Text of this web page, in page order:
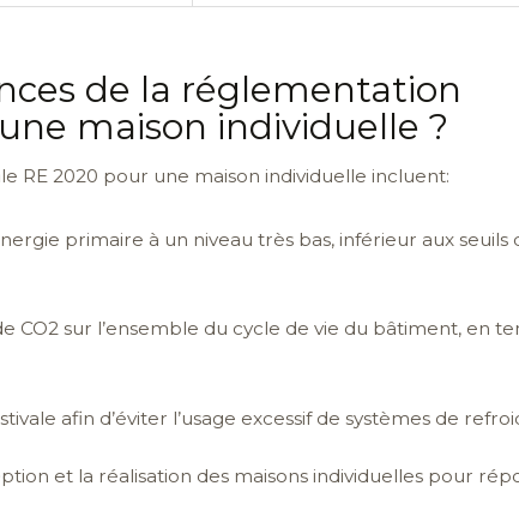
de la réglementation
maison individuelle ?
RE 2020 pour une maison individuelle incluent:
primaire à un niveau très bas, inférieur aux seuils
CO2 sur l’ensemble du cycle de vie du bâtiment, en
afin d’éviter l’usage excessif de systèmes de
et la réalisation des maisons individuelles pour